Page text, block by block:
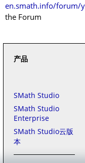
the Forum
产品
SMath Studio
SMath Studio
Enterprise
SMath Studio云版
本